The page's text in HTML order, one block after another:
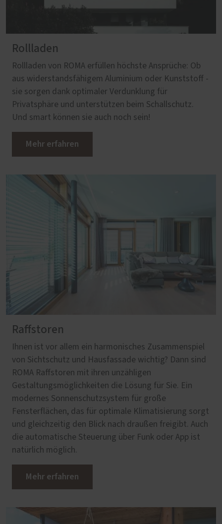
Rollladen
Rollladen von ROMA erfüllen höchste Ansprüche: Ob
aus widerstandsfähigem Aluminium oder Kunststoff -
sie sorgen dank optimaler Verdunklung für
Privatsphäre und unterstützen beim Schallschutz.
Und smart können sie auch noch sein!
Mehr erfahren
Raffstoren
Ihnen ist vor allem ein harmonisches Zusammenspiel
von Sichtschutz und Hausfassade wichtig? Dann sind
ROMA Raffstoren mit ihren unzähligen
Gestaltungsmöglichkeiten die Lösung für Sie. Ein
modernes Sonnenschutzsystem für große
Fensterflächen, das für optimale Klimatisierung sorgt
und gleichzeitig den Blick nach draußen freigibt. Auch
die automatische Steuerung über Funk oder App ist
natürlich möglich.
Mehr erfahren